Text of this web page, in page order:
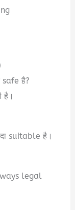
है?
है।
suitable है।
legal